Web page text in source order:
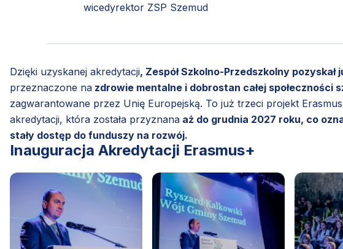
wicedyrektor ZSP Szemud
Dzięki uzyskanej akredytacji, Zespół Szkolno-Przedszkolny pozyskał
przeznaczone na zdrowie mentalne i dobrostan całej społeczności
zagwarantowane przez Unię Europejską. To już trzeci projekt
akredytacji, która została przyznana aż do grudnia 2027 roku, co
stały dostęp do funduszy na rozwój.
Inauguracja Akredytacji Erasmus+